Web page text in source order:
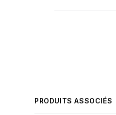
PRODUITS ASSOCIÉS